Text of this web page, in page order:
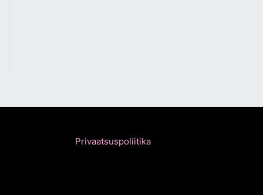
Privaatsuspoliitika